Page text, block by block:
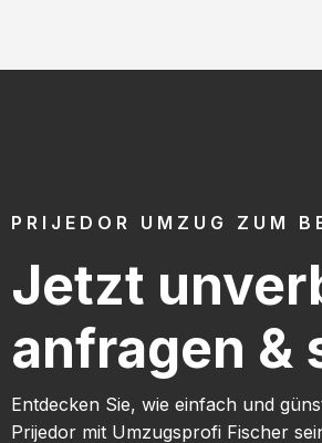
PRIJEDOR UMZUG ZUM
Jetzt
anfragen &
Entdecken Sie, wie einfach und
Prijedor mit Umzugsprofi Fischer